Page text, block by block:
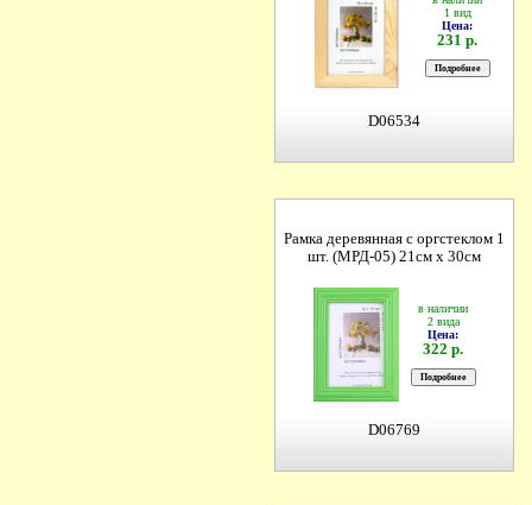
1 вид
Цена:
231 р.
D06534
Рамка деревянная с оргстеклом 1
шт. (МРД-05) 21см х 30см
в наличии
2 вида
Цена:
322 р.
D06769